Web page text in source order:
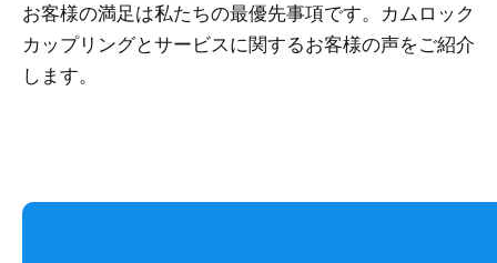
お客様の満足は私たちの最優先事項です。カムロック
カップリングとサービスに関するお客様の声をご紹介
します。